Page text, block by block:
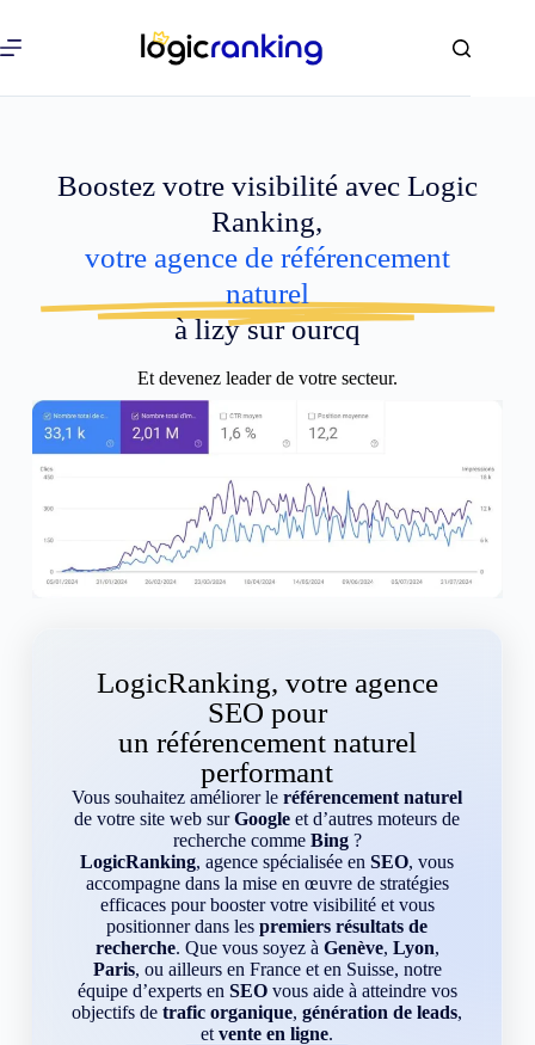
Boostez votre visibilité avec Logic
Ranking,
votre agence de référencement
naturel
à lizy sur ourcq
Et devenez leader de votre secteur.
LogicRanking, votre agence
SEO pour
un référencement naturel
performant
Vous souhaitez améliorer leréférencement naturel
de votre site web surGoogle et d’autres moteurs de
recherche comme Bing?
LogicRanking, agence spécialisée enSEO, vous
accompagne dans la mise en œuvre de stratégies
efficaces pour booster votre visibilité et vous
positionner dans lespremiers résultats de
recherche. Que vous soyez à Genève, Lyon,
Paris, ou ailleurs en France et en Suisse, notre
équipe d’experts en SEOvous aide à atteindre vos
objectifs detrafic organique,génération de leads,
etvente en ligne.